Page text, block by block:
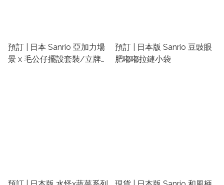
預訂 | 日本 Sanrio 亞加力場
景 x 毛公仔擺設套裝/立牌擺
預訂 | 日本版 Sanrio 豆豉眼
肥嘟嘟拉鏈小袋